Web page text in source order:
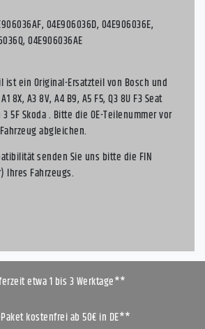
04E906036D, 04E906036E,
04E906036AE
ist ein Original-Ersatzteil von Bosch und
8X, A3 8V, A4 B9, A5 F5, Q3 8U F3 Seat
5F Skoda . Bitte die OE-Teilenummer vor
abgleichen.
senden Sie uns bitte die FIN
Ihres Fahrzeugs.
etwa 1 bis 3 Werktage**
Paket kostenfrei ab 50€ in DE**